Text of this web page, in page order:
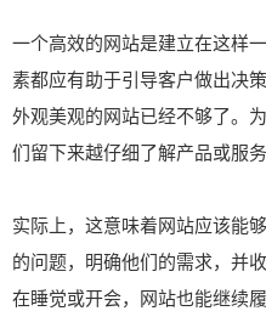
一个高效的网站是建立在这样
素都应有助于引导客户做出决
外观美观的网站已经不够了。
们留下来越仔细了解产品或服
实际上，这意味着网站应该能
的问题，明确他们的需求，并
在睡觉或开会，网站也能继续履